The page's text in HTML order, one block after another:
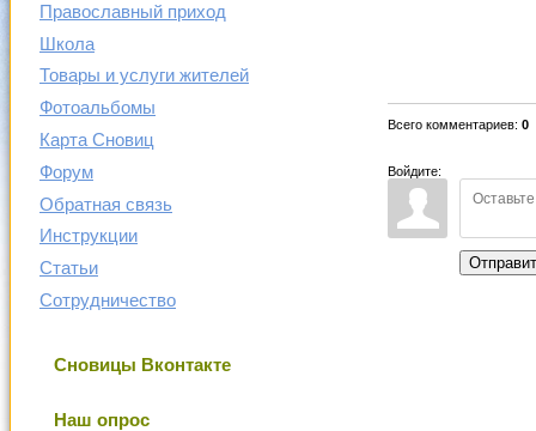
Православный приход
Школа
Товары и услуги жителей
Фотоальбомы
Карта Сновиц
Форум
Обратная связь
Инструкции
Статьи
Сотрудничество
Сновицы Вконтакте
Наш опрос
Всего комментариев: 0
Войдите: